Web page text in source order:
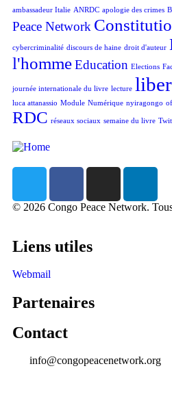
ambassadeur Italie ANRDC apologie des crimes
Peace Network
cybercriminalité discours de haine droit d'auteur
l'hommeEducation Elections
journée internationale du livre lecture
luca attanassio Module Numérique nyiragongo
RDC réseaux sociaux semaine du livre
© 2026 Congo Peace Network.
Liens utiles
Webmail
Partenaires
Contact
info@congopeacenetwork.org